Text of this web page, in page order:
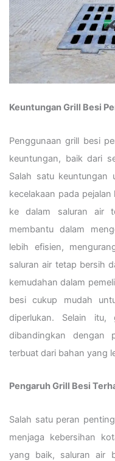
Keuntungan Grill Besi
Penggunaan grill besi
keuntungan, baik dari
Salah satu keuntungan
kecelakaan pada
ke dalam saluran air
membantu dalam
lebih efisien,
saluran air tetap bersih
kemudahan dalam
besi cukup mudah
diperlukan. Selain
dibandingkan dengan
terbuat dari bahan yang
Pengaruh Grill Besi
Salah satu peran
menjaga kebersihan
yang baik, saluran air